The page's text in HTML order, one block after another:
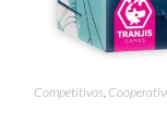
Competitivos